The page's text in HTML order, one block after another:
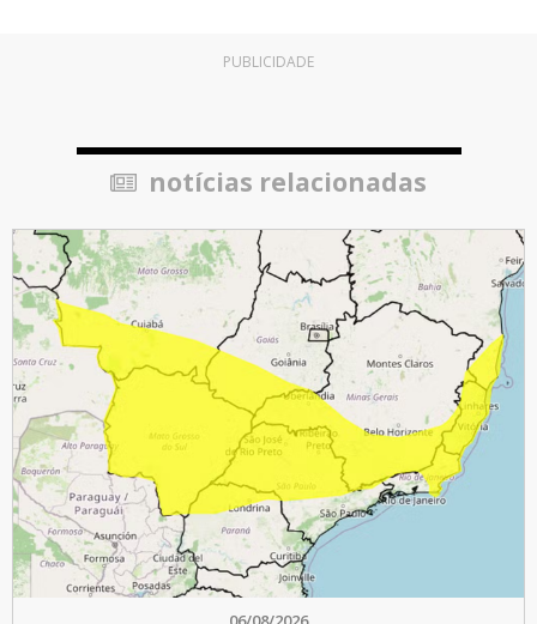
PUBLICIDADE
notícias relacionadas